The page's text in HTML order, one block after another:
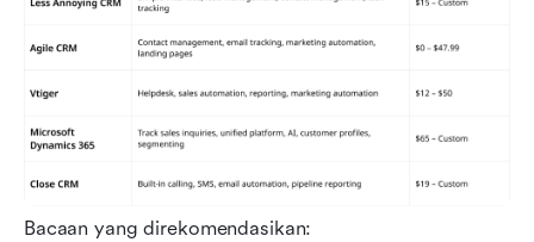
Bacaan yang direkomendasikan: